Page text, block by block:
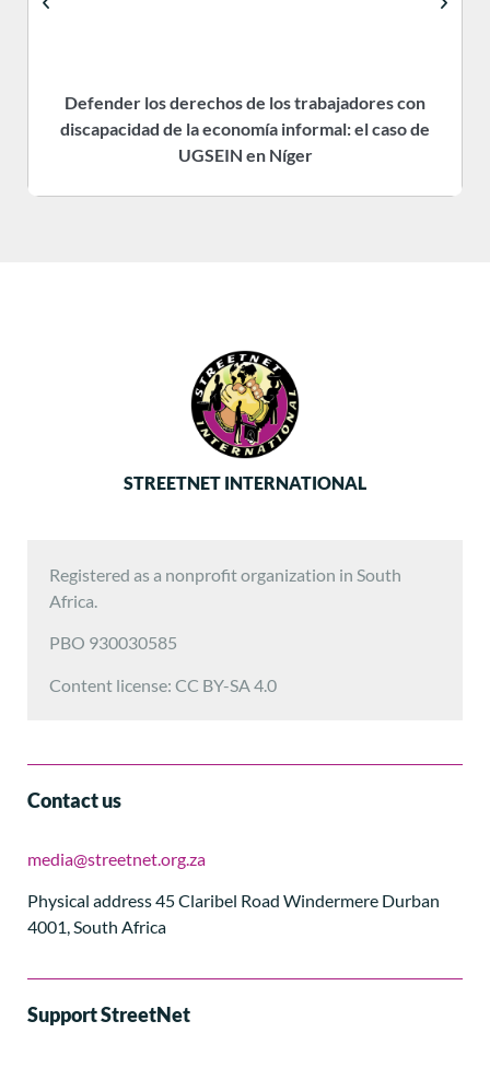
Defender los derechos de los trabajadores con
discapacidad de la economía informal: el caso de
UGSEIN en Níger
STREETNET INTERNATIONAL
Registered as a nonprofit organization in South
Africa.
PBO 930030585
Content license: CC BY-SA 4.0
Contact us
media@streetnet.org.za
Physical address 45 Claribel Road Windermere Durban
4001, South Africa
Support StreetNet